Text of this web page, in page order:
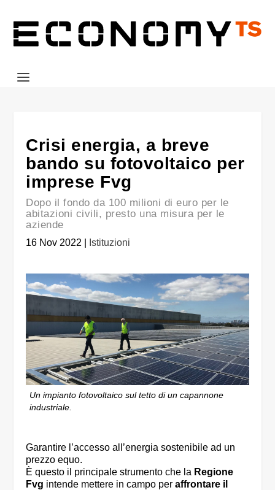
Crisi energia, a breve
bando su fotovoltaico per
imprese Fvg
Dopo il fondo da 100 milioni di euro per le
abitazioni civili, presto una misura per le
aziende
16 Nov 2022 Istituzioni
Un impianto fotovoltaico sul tetto di un capannone
industriale.
Garantire l’accesso all’energia sostenibile ad un
prezzo equo.
È questo il principale strumento che la Regione
Fvg intende mettere in campo peraffrontare il